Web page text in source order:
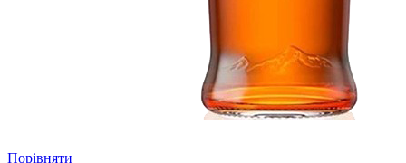
Порівняти